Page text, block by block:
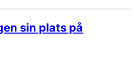
sin plats på